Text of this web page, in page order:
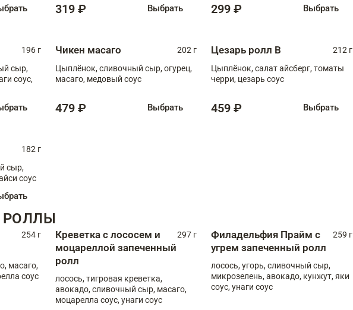
319 ₽ Выбрать 299 ₽ Выбрать
196 г
сыр,
Чикен масаго
202 г
Цыплёнок, сливочный сыр, огурец,
масаго, медовый соус
479 ₽ Выбрать
Цезарь ролл В
212 г
Цыплёнок, салат айсберг, томаты
черри, цезарь соус
459 ₽ Выбрать
182 г
сыр,
соус
РОЛЛЫ
254 г
масаго,
соус
Креветка с лососем и
моцареллой запеченный
ролл
297 г
лосось, тигровая креветка,
авокадо, сливочный сыр, масаго,
моцарелла соус, унаги соус
Филадельфия Прайм с
угрем запеченный ролл
259 г
лосось, угорь, сливочный сыр,
микрозелень, авокадо, кунжут, яки
соус, унаги соус